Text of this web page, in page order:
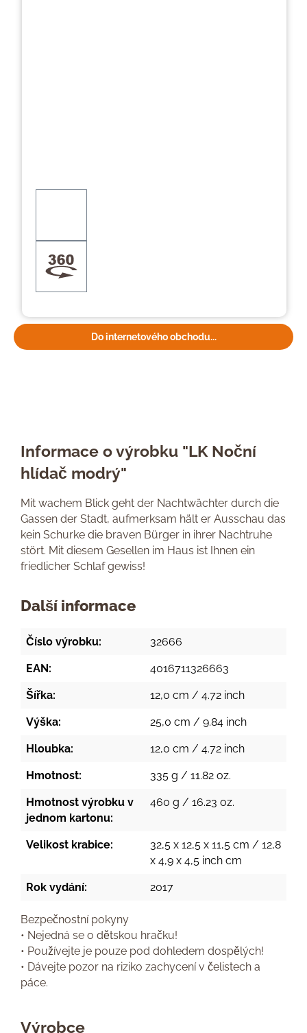
Do internetového obchodu...
Informace o výrobku "LK Noční
hlídač modrý"
Mit wachem Blick geht der Nachtwächter durch die
Gassen der Stadt, aufmerksam hält er Ausschau das
kein Schurke die braven Bürger in ihrer Nachtruhe
stört. Mit diesem Gesellen im Haus ist Ihnen ein
friedlicher Schlaf gewiss!
Další informace
Číslo výrobku: 32666
EAN: 4016711326663
Šířka: 12,0 cm / 4.72 inch
Výška: 25,0 cm / 9.84 inch
Hloubka: 12,0 cm / 4.72 inch
Hmotnost: 335 g / 11.82 oz.
Hmotnost výrobku v
jednom kartonu:
460 g / 16.23 oz.
Velikost krabice:
32,5 x 12,5 x 11,5 cm / 12,8
x 4,9 x 4,5 inch cm
Rok vydání: 2017
Bezpečnostní pokyny
• Nejedná se o dětskou hračku!
• Používejte je pouze pod dohledem dospělých!
• Dávejte pozor na riziko zachycení v čelistech a
páce.
Výrobce